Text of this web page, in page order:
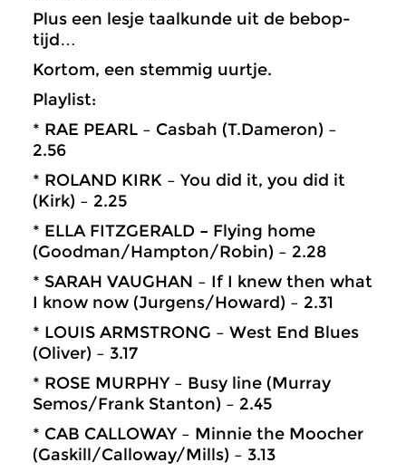
Plus een lesje taalkunde uit de bebop-
tijd…
Kortom, een stemmig uurtje.
Playlist:
* RAE PEARL – Casbah (T.Dameron) –
2.56
* ROLAND KIRK – You did it, you did it
(Kirk) – 2.25
* ELLA FITZGERALD – Flying home
(Goodman/Hampton/Robin) – 2.28
* SARAH VAUGHAN – If I knew then what
I know now (Jurgens/Howard) – 2.31
* LOUIS ARMSTRONG – West End Blues
(Oliver) – 3.17
* ROSE MURPHY – Busy line (Murray
Semos/Frank Stanton) – 2.45
* CAB CALLOWAY – Minnie the Moocher
(Gaskill/Calloway/Mills) – 3.13